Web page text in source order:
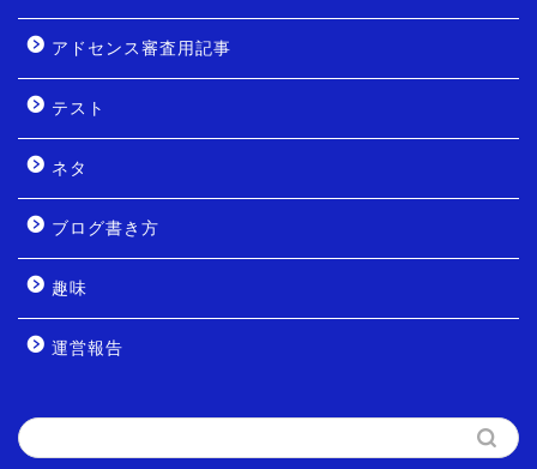
アドセンス審査用記事
テスト
ネタ
ブログ書き方
趣味
運営報告